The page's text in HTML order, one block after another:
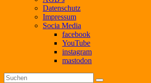
Datenschutz
Impressum
Socia Media
facebook
YouTube
instagram
mastodon